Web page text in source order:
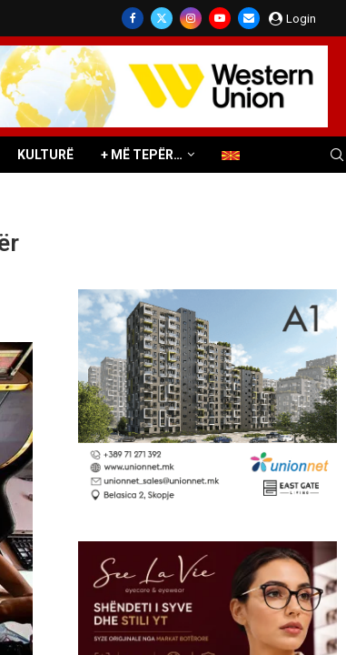
Login
KULTURË + MË TEPËR…